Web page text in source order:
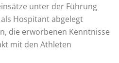
unter der Führung
Hospitant abgelegt
die erworbenen Kenntnisse
mit den Athleten